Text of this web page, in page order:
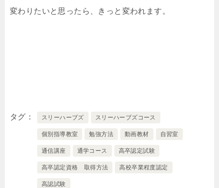
変わりたいと思ったら、きっと変われます。
タグ スリーハーブズ スリーハーブズコース
個別指導教室 勉強方法 動画教材 自習室
通信講座 通学コース 高卒認定試験
高卒認定資格 取得方法 高校卒業程度認定
高認試験